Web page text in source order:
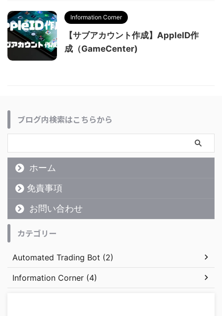
Information Corner
【サブアカウント作成】AppleID作
成（GameCenter)
ブログ内検索はこちらから
ホーム
免責事項
お問い合わせ
カテゴリー
Automated Trading Bot (2)
Information Corner (4)